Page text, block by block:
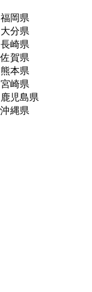
福岡県
大分県
長崎県
佐賀県
熊本県
宮崎県
鹿児島県
沖縄県